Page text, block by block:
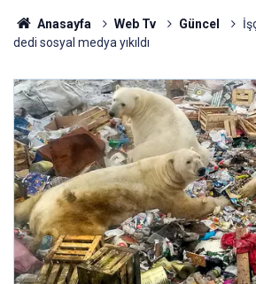
Anasayfa Web Tv Güncel
dedi sosyal medya yıkıldı